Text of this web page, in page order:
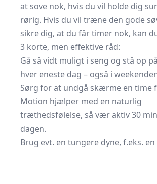
at sove nok, hvis du vil holde dig
rørig. Hvis du vil træne den gode
sikre dig, at du får timer nok, kan
3 korte, men effektive råd:
Gå så vidt muligt i seng og stå op
hver eneste dag – også i
Sørg for at undgå skærme en time
Motion hjælper med en naturlig
træthedsfølelse, så vær aktiv 30
dagen.
Brug evt. en tungere dyne, f.eks. en